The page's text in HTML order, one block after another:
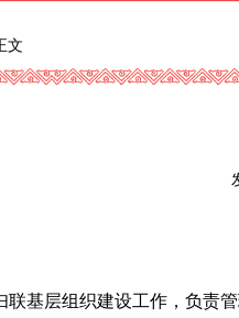
文
联基层组织建设工作，负责